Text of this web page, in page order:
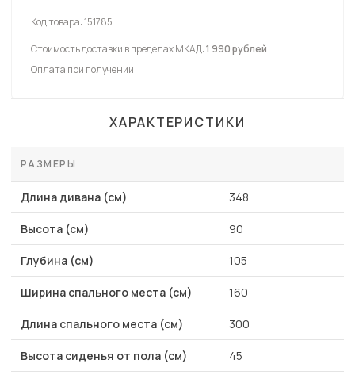
Код товара:151785
Стоимость доставки в пределах МКАД:1 990 рублей
Оплата при получении
ХАРАКТЕРИСТИКИ
РАЗМЕРЫ
Длина дивана (см) 348
Высота (см) 90
Глубина (см) 105
Ширина спального места (см) 160
Длина спального места (см) 300
Высота сиденья от пола (см) 45